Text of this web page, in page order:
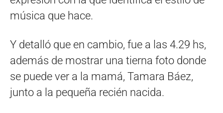
música que hace.
Y detalló que en cambio, fue a las 4.29 hs,
además de mostrar una tierna foto donde
se puede ver a la mamá, Tamara Báez,
junto a la pequeña recién nacida.